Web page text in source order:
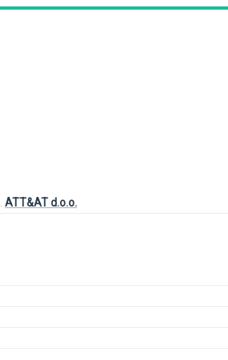
ATT&AT d.o.o.